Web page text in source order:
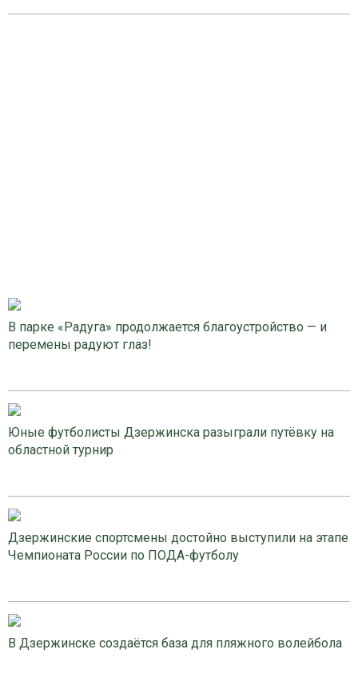
В парке «Радуга» продолжается благоустройство — и
перемены радуют глаз!
Юные футболисты Дзержинска разыграли путёвку на
областной турнир
Дзержинские спортсмены достойно выступили на этапе
Чемпионата России по ПОДА-футболу
В Дзержинске создаётся база для пляжного волейбола